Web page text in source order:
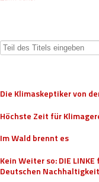
Teil
eingeben
Die Klimaskeptiker von
Höchste Zeit für
Im Wald brennt es
Kein Weiter so: DIE
Deutschen